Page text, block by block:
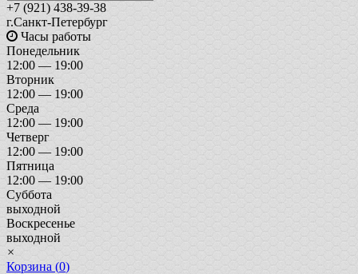
+7 (921) 438-39-38
г.Санкт-Петербург
Часы работы
Понедельник
12:00 — 19:00
Вторник
12:00 — 19:00
Среда
12:00 — 19:00
Четверг
12:00 — 19:00
Пятница
12:00 — 19:00
Суббота
выходной
Воскресенье
выходной
×
Корзина (0)